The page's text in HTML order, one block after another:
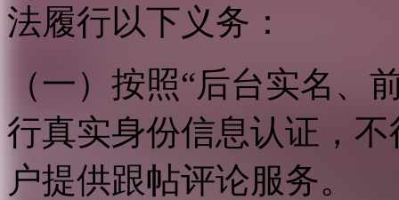
法履行以下义务：
（一）按照“后台实名、
行真实身份信息认证，
户提供跟帖评论服务。